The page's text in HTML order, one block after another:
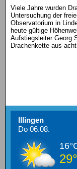
Viele Jahre wurden
Untersuchung der
Observatorium in
heute gültige
Aufstiegsleiter Georg
Drachenkette aus
Illingen
Do 06.08.